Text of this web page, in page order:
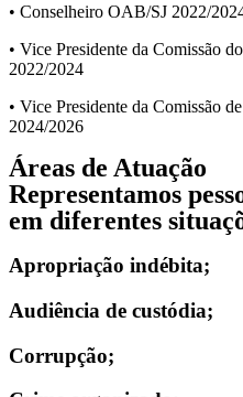
• Conselheiro OAB/SJ 2022/
• Vice Presidente da Comissão
2022/2024
• Vice Presidente da Comissão
2024/2026
Áreas de Atuação
Representamos
em diferentes
Apropriação indébita;
Audiência de custódia;
Corrupção;